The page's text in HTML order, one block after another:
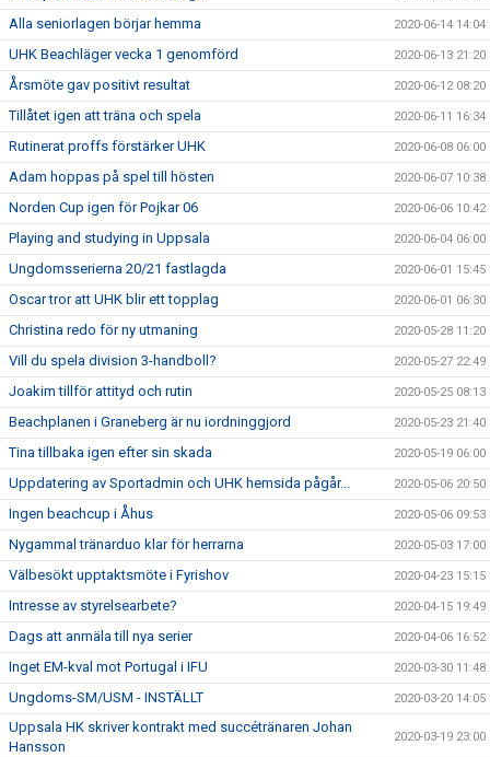
Alla seniorlagen börjar hemma 2020-06-14 14:04
UHK Beachläger vecka 1 genomförd 2020-06-13 21:20
Årsmöte gav positivt resultat 2020-06-12 08:20
Tillåtet igen att träna och spela 2020-06-11 16:34
Rutinerat proffs förstärker UHK 2020-06-08 06:00
Adam hoppas på spel till hösten 2020-06-07 10:38
Norden Cup igen för Pojkar 06 2020-06-06 10:42
Playing and studying in Uppsala 2020-06-04 06:00
Ungdomsserierna 20/21 fastlagda 2020-06-01 15:45
Oscar tror att UHK blir ett topplag 2020-06-01 06:30
Christina redo för ny utmaning 2020-05-28 11:20
Vill du spela division 3-handboll? 2020-05-27 22:49
Joakim tillför attityd och rutin 2020-05-25 08:13
Beachplanen i Graneberg är nu iordninggjord 2020-05-23 21:40
Tina tillbaka igen efter sin skada 2020-05-19 06:00
Uppdatering av Sportadmin och UHK hemsida pågår... 2020-05-06 20:50
Ingen beachcup i Åhus 2020-05-06 09:53
Nygammal tränarduo klar för herrarna 2020-05-03 17:00
Välbesökt upptaktsmöte i Fyrishov 2020-04-23 15:15
Intresse av styrelsearbete? 2020-04-15 19:49
Dags att anmäla till nya serier 2020-04-06 16:52
Inget EM-kval mot Portugal i IFU 2020-03-30 11:48
Ungdoms-SM/USM - INSTÄLLT 2020-03-20 14:05
Uppsala HK skriver kontrakt med succétränaren Johan
Hansson
2020-03-19 23:00